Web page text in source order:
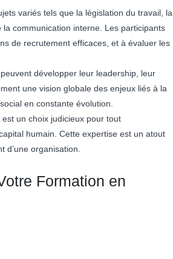
variés tels que la législation du travail, la
communication interne. Les participants
de recrutement efficaces, et à évaluer les
développer leur leadership, leur
une vision globale des enjeux liés à la
en constante évolution.
un choix judicieux pour tout
humain. Cette expertise est un atout
organisation.
Formation en